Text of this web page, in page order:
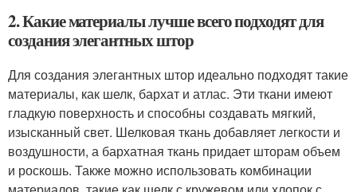
2. Какие материалы лучше всего подходят для
создания элегантных штор
Для создания элегантных штор идеально подходят такие
материалы, как шелк, бархат и атлас. Эти ткани имеют
гладкую поверхность и способны создавать мягкий,
изысканный свет. Шелковая ткань добавляет легкости и
воздушности, а бархатная ткань придает шторам объем
и роскошь. Также можно использовать комбинации